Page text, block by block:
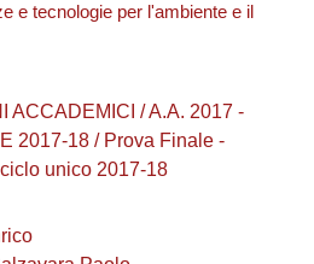
e tecnologie per l'ambiente e il
ACCADEMICI / A.A. 2017 -
2017-18 / Prova Finale -
unico 2017-18